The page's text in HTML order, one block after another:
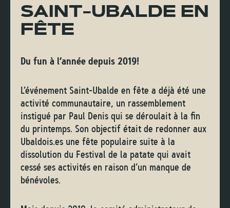
SAINT-UBALDE EN
FÊTE
Du fun à l’année depuis 2019!
L’événement Saint-Ubalde en fête a déjà été une
activité communautaire, un rassemblement
instigué par Paul Denis qui se déroulait à la fin
du printemps. Son objectif était de redonner aux
Ubaldois.es une fête populaire suite à la
dissolution du Festival de la patate qui avait
cessé ses activités en raison d’un manque de
bénévoles.